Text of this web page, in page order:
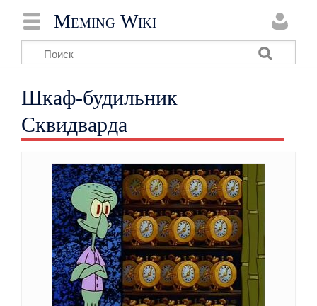
Meming Wiki
Шкаф-будильник
Сквидварда